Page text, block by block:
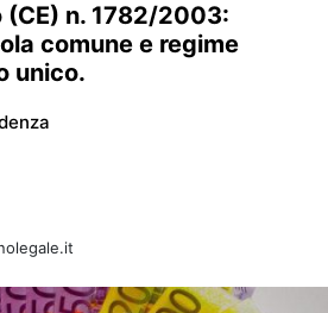
(CE) n. 1782/2003:
comune e regime
unico.